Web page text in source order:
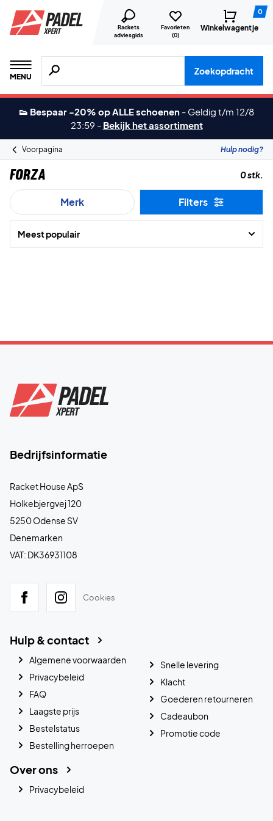
Rackets
adviesgids
Favorieten
(0)
0
Winkelwagentje
MENU
Zoeken naar producten, merken etc.
Zoekopdracht
👟 Bespaar -20% op ALLE schoenen - Geldig t/m 12/8
23:59 - Bekijk het assortiment
Voorpagina Hulp nodig?
Forza 0 stk.
Merk Filters
Meest populair
Bedrijfsinformatie
Racket House ApS
Holkebjergvej 120
5250 Odense SV
Denemarken
VAT: DK36931108
Cookies
Hulp & contact
Algemene voorwaarden
Privacybeleid
FAQ
Laagste prijs
Bestelstatus
Bestelling herroepen
Snelle levering
Klacht
Goederen retourneren
Cadeaubon
Promotie code
Over ons
Privacybeleid